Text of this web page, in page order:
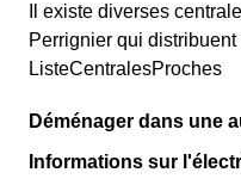
Il existe diverses
Perrignier qui
ListeCentralesProches
Déménager dans une
Informations sur